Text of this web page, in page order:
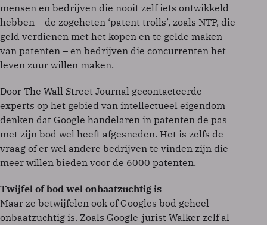
mensen en bedrijven die nooit zelf iets ontwikkeld
hebben – de zogeheten ‘patent trolls’, zoals NTP, die
geld verdienen met het kopen en te gelde maken
van patenten – en bedrijven die concurrenten het
leven zuur willen maken.
Door The Wall Street Journal gecontacteerde
experts op het gebied van intellectueel eigendom
denken dat Google handelaren in patenten de pas
met zijn bod wel heeft afgesneden. Het is zelfs de
vraag of er wel andere bedrijven te vinden zijn die
meer willen bieden voor de 6000 patenten.
Twijfel of bod wel onbaatzuchtig is
Maar ze betwijfelen ook of Googles bod geheel
onbaatzuchtig is. Zoals Google-jurist Walker zelf al